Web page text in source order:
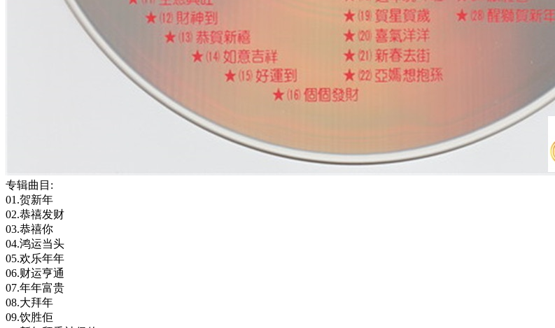
专辑曲目:
01.贺新年
02.恭禧发财
03.恭禧你
04.鸿运当头
05.欢乐年年
06.财运亨通
07.年年富贵
08.大拜年
09.饮胜佢